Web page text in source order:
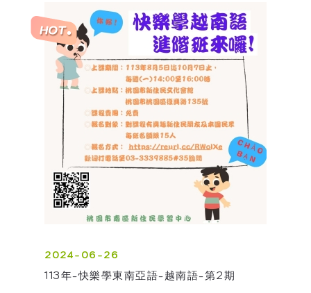
2024-06-26
113年-快樂學東南亞語-越南語-第2期